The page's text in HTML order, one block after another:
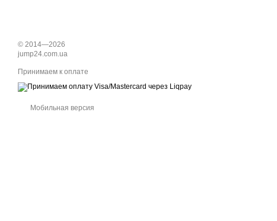
© 2014—2026
jump24.com.ua
Принимаем к оплате
Мобильная версия